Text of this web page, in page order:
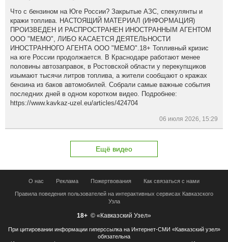
Что с бензином на Юге России? Закрытые АЗС, спекулянты и
кражи топлива. НАСТОЯЩИЙ МАТЕРИАЛ (ИНФОРМАЦИЯ)
ПРОИЗВЕДЕН И РАСПРОСТРАНЕН ИНОСТРАННЫМ АГЕНТОМ
ООО "МЕМО", ЛИБО КАСАЕТСЯ ДЕЯТЕЛЬНОСТИ
ИНОСТРАННОГО АГЕНТА ООО "МЕМО".18+ Топливный кризис
на юге России продолжается. В Краснодаре работают менее
половины автозаправок, в Ростовской области у перекупщиков
изымают тысячи литров топлива, а жители сообщают о кражах
бензина из баков автомобилей. Собрали самые важные события
последних дней в одном коротком видео. Подробнее:
https://www.kavkaz-uzel.eu/articles/424704
06 июля 2026, 15:29
Ещё видео
О нас Реклама Пожертвования Как связаться с нами
Правила поведения пользователей на интерактивных сервисах Кавказского
Узла
18+ © «Кавказский Узел»
При цитировании информации гиперссылка на Интернет-СМИ «Кавказский узел»
обязательна